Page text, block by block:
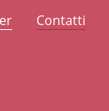
Contatti